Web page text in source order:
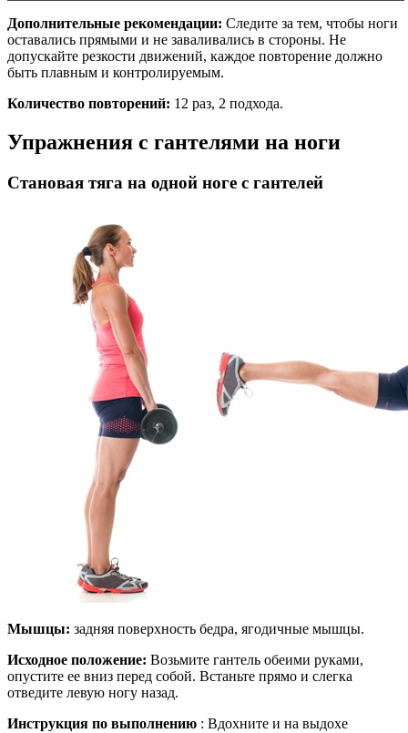
Дополнительные рекомендации: Следите за тем, чтобы ноги
оставались прямыми и не заваливались в стороны. Не
допускайте резкости движений, каждое повторение должно
быть плавным и контролируемым.
Количество повторений: 12 раз, 2 подхода.
Упражнения с гантелями на ноги
Становая тяга на одной ноге с гантелей
Мышцы: задняя поверхность бедра, ягодичные мышцы.
Исходное положение: Возьмите гантель обеими руками,
опустите ее вниз перед собой. Встаньте прямо и слегка
отведите левую ногу назад.
Инструкция по выполнению : Вдохните и на выдохе